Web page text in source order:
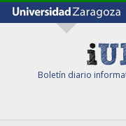
Boletín diario